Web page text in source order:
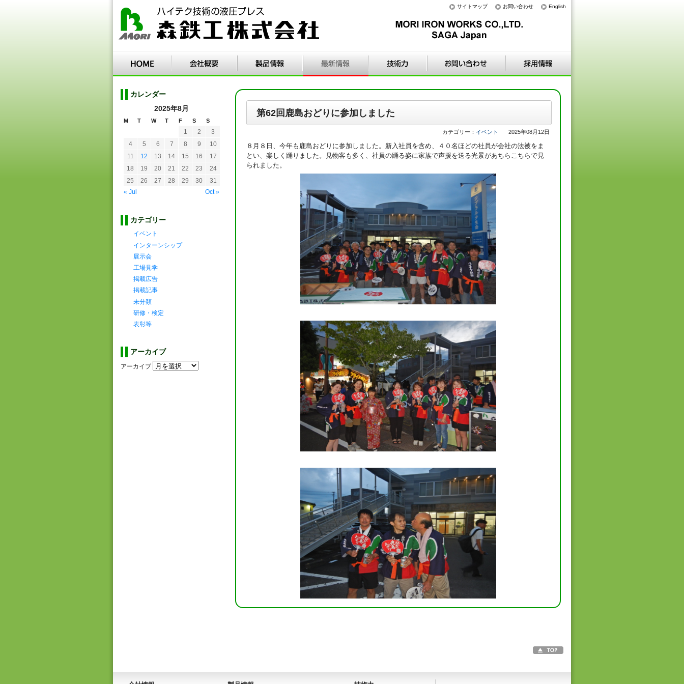
サイトマップ お問い合わせ English
第62回鹿島おどりに参加しました
カテゴリー： イベント 2025年08月12日
８月８日、今年も鹿島おどりに参加しました。新入社員を含め、４０名ほどの社員が会社の法被をま
とい、楽しく踊りました。見物客も多く、社員の踊る姿に家族で声援を送る光景があちらこちらで見
られました。
カレンダー
2025年8月
M T W T F S S
« Jul Oct »
1 2
3
4
5 6 7 8 9
10
11
12 13 14 15 16
17
18
19 20 21 22 23
24
25
26 27 28 29 30 31
カテゴリー
イベント
インターンシップ
展示会
工場見学
掲載広告
掲載記事
未分類
研修・検定
表彰等
アーカイブ
アーカイブ